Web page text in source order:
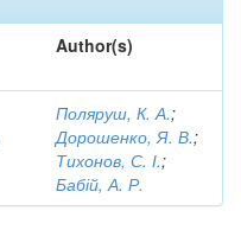
Author(s)
Поляруш, К. А.;
Дорошенко, Я. В.;
Тихонов, С. І.;
Бабій, А. Р.